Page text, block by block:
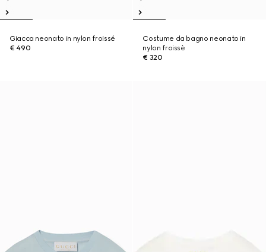
Giacca neonato in nylon froissé
€ 490
Costume da bagno neonato in
nylon froissè
€ 320